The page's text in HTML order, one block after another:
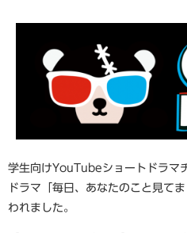
学生向けYouTubeショートドラマ
ドラマ「毎日、あなたのこと見て
われました。